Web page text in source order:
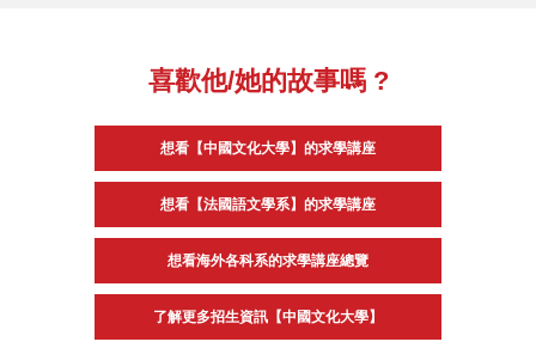
喜歡他/她的故事嗎 ?
想看【中國文化大學】的求學講座
想看【法國語文學系】的求學講座
想看海外各科系的求學講座總覽
了解更多招生資訊【中國文化大學】